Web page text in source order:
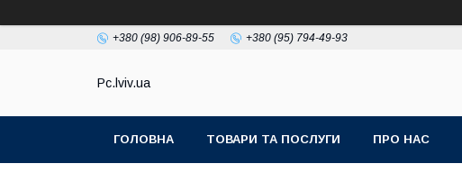
+380 (98) 906-89-55 +380 (95) 794-49-93
Pc.lviv.ua
ГОЛОВНА ТОВАРИ ТА ПОСЛУГИ ПРО НАС